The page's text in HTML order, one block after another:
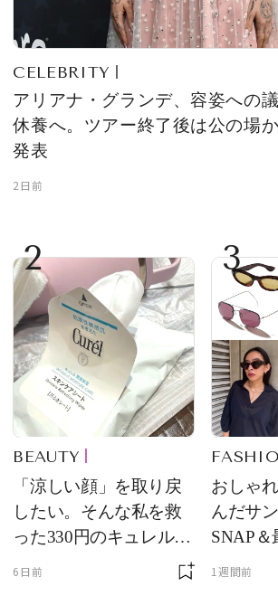
CELEBRITY
アリアナ・グランデ、容姿への
休養へ。ツアー終了後は公の場
発表
2日前
2
BEAUTY
「涼しい顔」を取り戻
したい。そんな私を救
った330円のキュレル名
6日前
3
おしゃ
んだサ
SNAP＆
1週間前